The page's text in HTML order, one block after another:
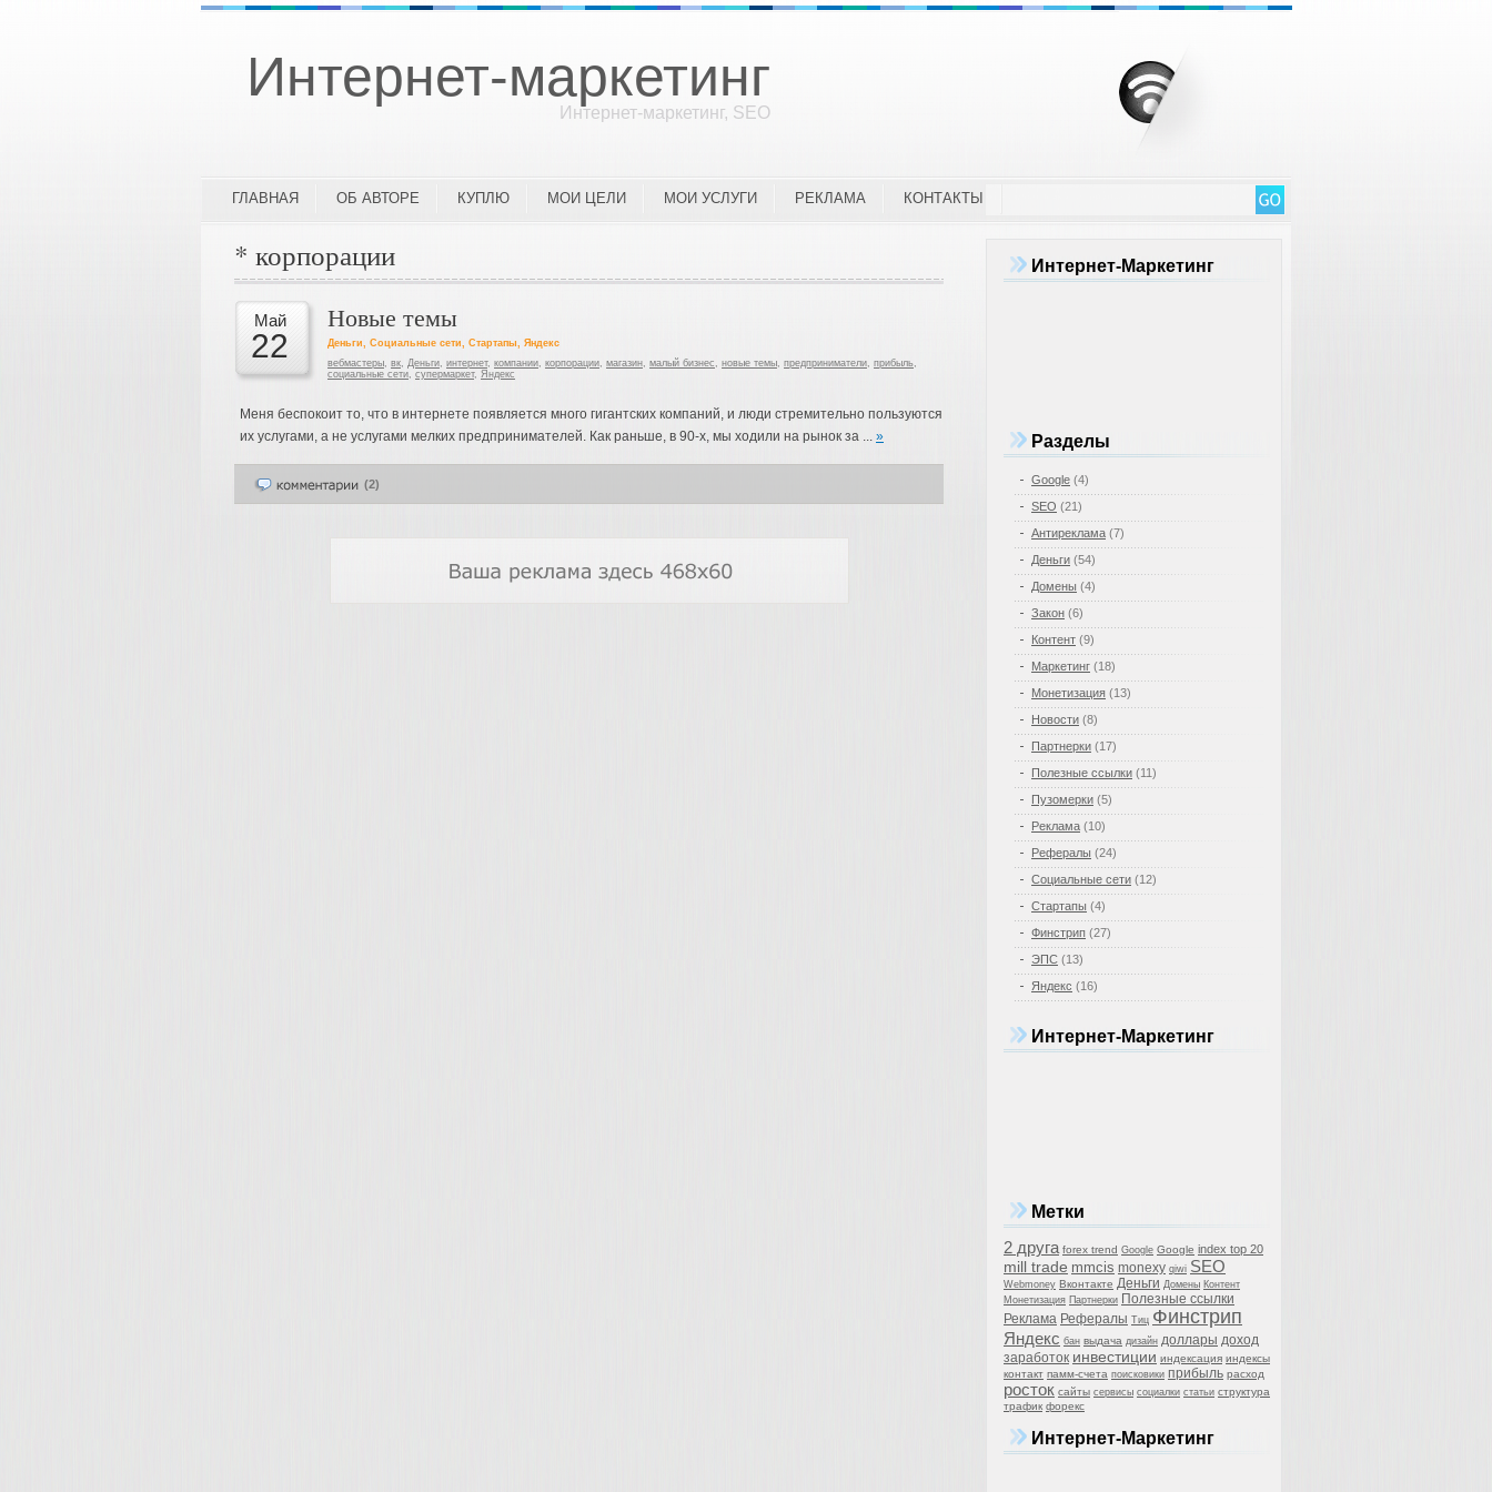
Интернет-маркетинг
Интернет-маркетинг, SEO
ГЛАВНАЯ ОБ АВТОРЕ КУПЛЮ МОИ ЦЕЛИ МОИ УСЛУГИ РЕКЛАМА КОНТАКТЫ
* корпорации
Май
22
Новые темы
Деньги, Социальные сети, Стартапы, Яндекс
вебмастеры, вк, Деньги, интернет, компании, корпорации, магазин, малый бизнес , новые темы, предприниматели, прибыль,
социальные сети, супермаркет, Яндекс
Меня беспокоит то, что в интернете появляется много гигантских компаний, и люди стремительно пользуются
их услугами, а не услугами мелких предпринимателей. Как раньше, в 90-х, мы ходили на рынок за ... »
(2)
Интернет-Маркетинг
Разделы
Google (4)
SEO (21)
Антиреклама (7)
Деньги (54)
Домены (4)
Закон (6)
Контент (9)
Маркетинг (18)
Монетизация (13)
Новости (8)
Партнерки (17)
Полезные ссылки (11)
Пузомерки (5)
Реклама (10)
Рефералы (24)
Социальные сети (12)
Стартапы (4)
Финстрип (27)
ЭПС (13)
Яндекс (16)
Интернет-Маркетинг
Метки
2 друга forex trend Google Google index top 20
mill trade mmcis monexy qiwi SEO
Webmoney Вконтакте Деньги Домены Контент
Монетизация Партнерки Полезные ссылки
Реклама Рефералы Тиц Финстрип
Яндекс бан выдача дизайн доллары доход
заработок инвестиции индексация индексы
контакт памм-счета поисковики прибыль расход
росток сайты сервисы социалки статьи структура
трафик форекс
Интернет-Маркетинг